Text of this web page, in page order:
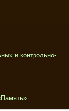
и контрольно-